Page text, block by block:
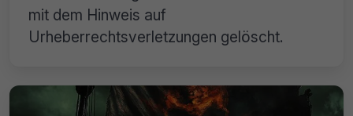
mit dem Hinweis auf
Urheberrechtsverletzungen gelöscht.